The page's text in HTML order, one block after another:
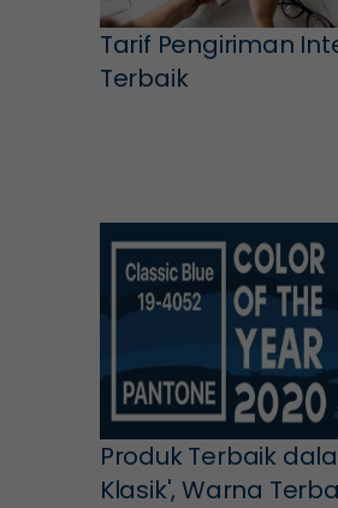
Tarif Pengiriman
Terbaik
Produk Terbaik
Klasik', Warna